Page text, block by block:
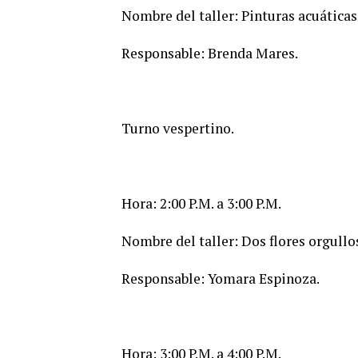
Nombre del taller: Pinturas
Responsable: Brenda Mares.
Turno vespertino.
Hora: 2:00 P.M. a 3:00 P.M.
Nombre del taller: Dos flores
Responsable: Yomara Espinoza.
Hora: 3:00 P.M. a 4:00 P.M.